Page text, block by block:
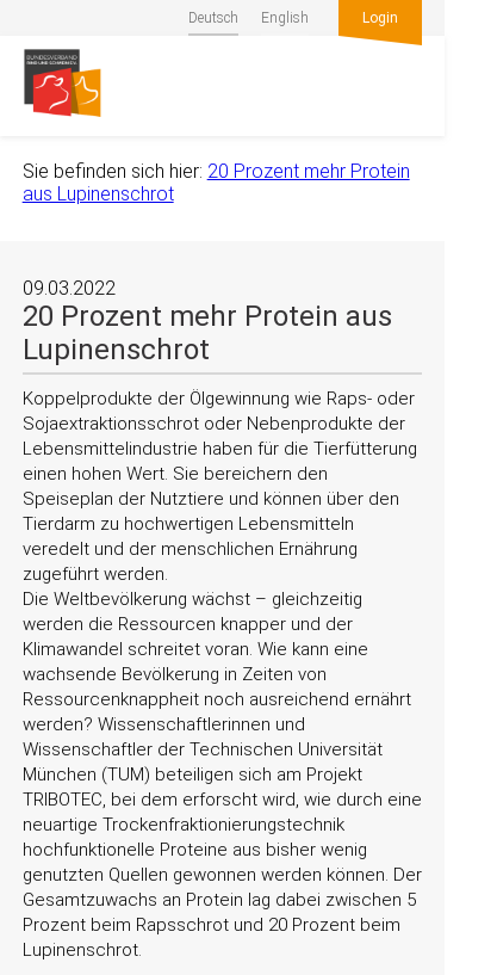
Deutsch English Login
Sie befinden sich hier: 20 Prozent mehr Protein
aus Lupinenschrot
09.03.2022
20 Prozent mehr Protein aus
Lupinenschrot
Koppelprodukte der Ölgewinnung wie Raps- oder
Sojaextraktionsschrot oder Nebenprodukte der
Lebensmittelindustrie haben für die Tierfütterung
einen hohen Wert. Sie bereichern den
Speiseplan der Nutztiere und können über den
Tierdarm zu hochwertigen Lebensmitteln
veredelt und der menschlichen Ernährung
zugeführt werden.
Die Weltbevölkerung wächst – gleichzeitig
werden die Ressourcen knapper und der
Klimawandel schreitet voran. Wie kann eine
wachsende Bevölkerung in Zeiten von
Ressourcenknappheit noch ausreichend ernährt
werden? Wissenschaftlerinnen und
Wissenschaftler der Technischen Universität
München (TUM) beteiligen sich am Projekt
TRIBOTEC, bei dem erforscht wird, wie durch eine
neuartige Trockenfraktionierungstechnik
hochfunktionelle Proteine aus bisher wenig
genutzten Quellen gewonnen werden können. Der
Gesamtzuwachs an Protein lag dabei zwischen 5
Prozent beim Rapsschrot und 20 Prozent beim
Lupinenschrot.